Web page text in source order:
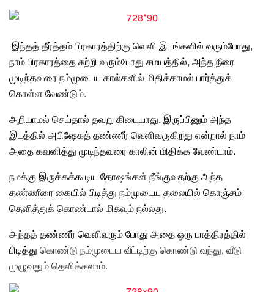
இந்தத் தீர்த்தம் பிரகாரத்திற்கு வெளி இடங்களில் வரும்போது,
நாம் பிரகாரத்தை சுற்றி வரும்போது சமயத்தில், அந்த நீரை
முடிந்தவரை நம்முடைய கால்களில் மிதிக்காமல் பார்த்துக்
கொள்ள வேண்டும்.
அறியாமல் செய்தால் தவறு கிடையாது. இருப்பினும் அந்த
இடத்தில் அபிஷேகத் தண்ணீர் வெளிவருகிறது என்றால் நாம்
அதை கவனித்து முடிந்தவரை காலின் மிதிக்க வேண்டாம்.
நமக்கு இருக்கக்கூடிய தோஷங்கள் நீங்குவதற்கு அந்த
தண்ணீரை கையில் பிடித்து நம்முடைய தலையில் கொஞ்சம்
தெளித்துக் கொண்டால் மிகவும் நல்லது.
அந்தத் தண்ணீர் வெளிவரும் போது அதை ஒரு பாத்திரத்தில்
பிடித்து கொண்டு நம்முடைய வீட்டிற்கு கொண்டு வந்து, வீடு
முழுவதும் தெளிக்கலாம்.